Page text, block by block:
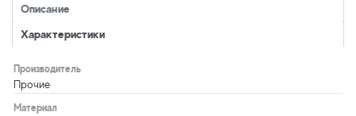
Описание
Характеристики
Производитель
Прочие
Материал